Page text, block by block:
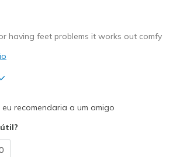
having feet problems it works out comfy
eu recomendaria a um amigo